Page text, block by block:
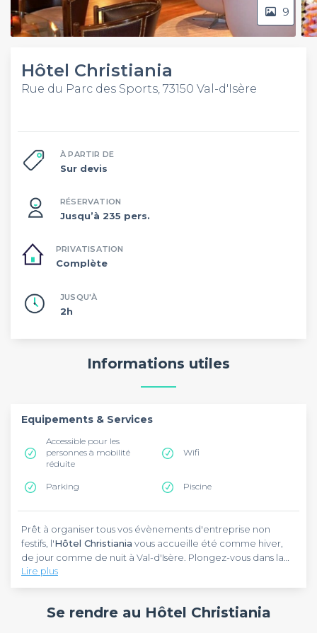
9
Hôtel Christiania
Rue du Parc des Sports, 73150 Val-d'Isère
À PARTIR DE
Sur devis
RÉSERVATION
Jusqu’à 235 pers.
PRIVATISATION
Complète
JUSQU'À
2h
Informations utiles
Equipements & Services
Accessible pour les
personnes à mobilité
réduite
Wifi
Parking Piscine
Prêt à organiser tous vos évènements d'entreprise non
festifs, l'Hôtel Christiania vous accueille été comme hiver,
de jour comme de nuit à Val-d'Isère. Plongez-vous dans la
nature et séjournez près des montagnes en compagnie de
vos collaborateurs en choisissant cet établissement. Proche
Solaise et de l'Olympique, cette adresse reste facilement
Apprécié par les voyageurs d'affaires, l'Hôtel Christiania
jour et entièrement privatisables, ces espaces de travail
Lire plus
Se rendre au Hôtel Christiania